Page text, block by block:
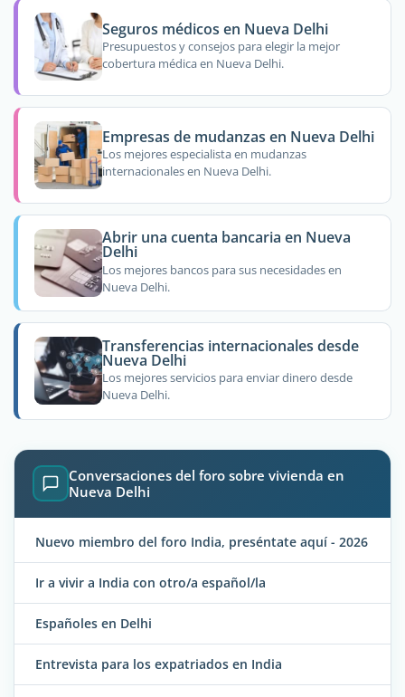
Seguros médicos en Nueva Delhi
Presupuestos y consejos para elegir la mejor
cobertura médica en Nueva Delhi.
Empresas de mudanzas en Nueva Delhi
Los mejores especialista en mudanzas
internacionales en Nueva Delhi.
Abrir una cuenta bancaria en Nueva
Delhi
Los mejores bancos para sus necesidades en
Nueva Delhi.
Transferencias internacionales desde
Nueva Delhi
Los mejores servicios para enviar dinero desde
Nueva Delhi.
Conversaciones del foro sobre vivienda en
Nueva Delhi
Nuevo miembro del foro India, preséntate aquí - 2026
Ir a vivir a India con otro/a español/la
Españoles en Delhi
Entrevista para los expatriados en India